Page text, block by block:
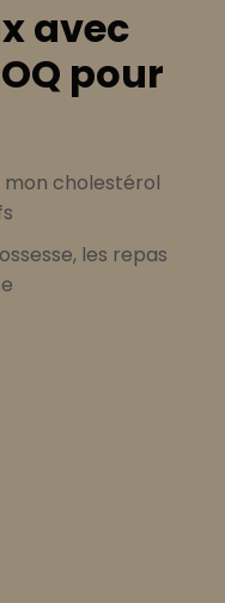
avec
pour
cholestérol
les repas